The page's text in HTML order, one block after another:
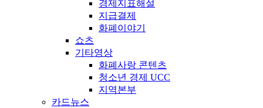
경제지표해설
지급결제
화폐이야기
쇼츠
기타영상
화폐사랑 콘텐츠
청소년 경제 UCC
지역본부
카드뉴스